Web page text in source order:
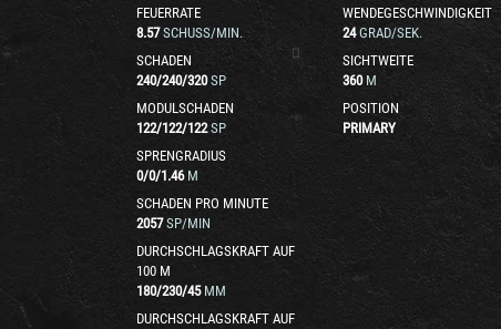
FEUERRATE
8.57 SCHUSS/MIN.
SCHADEN
240/240/320 SP
MODULSCHADEN
122/122/122 SP
SPRENGRADIUS
0/0/1.46 M
SCHADEN PRO MINUTE
2057 SP/MIN
DURCHSCHLAGSKRAFT AUF
100 M
180/230/45 MM
DURCHSCHLAGSKRAFT AUF
WENDEGESCHWINDIGKEIT
24 GRAD/SEK.
SICHTWEITE
360 M
POSITION
PRIMARY